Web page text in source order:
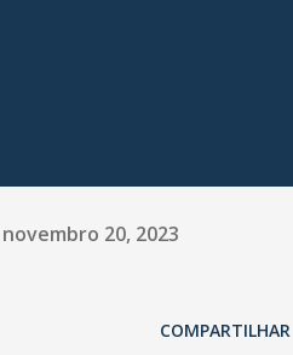
novembro 20, 2023
COMPARTILHAR